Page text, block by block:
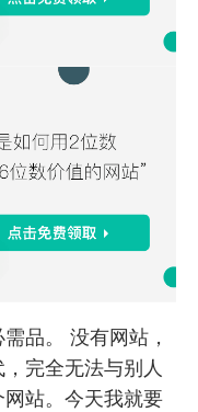
品。 没有网站，
完全无法与别人
站。今天我就要